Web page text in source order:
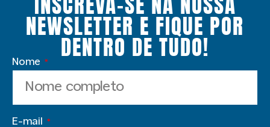
NEWSLETTER E FIQUE POR
DENTRO DE TUDO!
Nome
E-mail